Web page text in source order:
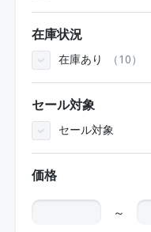
在庫状況
在庫あり 10
セール対象
セール対象
価格
～